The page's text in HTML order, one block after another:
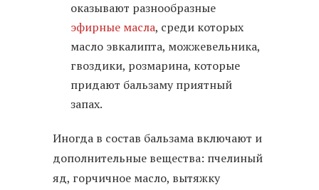
оказывают разнообразные
эфирные масла, среди которых
масло эвкалипта, можжевельника,
гвоздики, розмарина, которые
придают бальзаму приятный
запах.
Иногда в состав бальзама включают и
дополнительные вещества: пчелиный
яд, горчичное масло, вытяжку